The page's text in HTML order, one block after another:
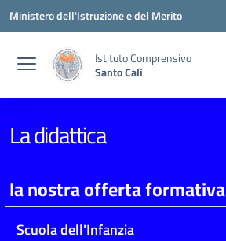
Vai ai contenuti
Vai al menu di navigazione
Vai al footer
Ministero dell'Istruzione e del Merito
Istituto Comprensivo
Santo Calì
La didattica
la nostra offerta formativa
Scuola dell'Infanzia